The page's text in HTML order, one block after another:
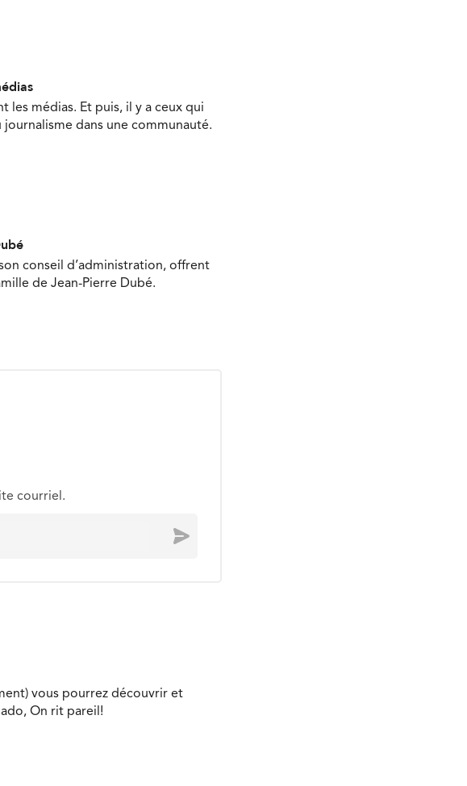
les médias. Et puis, il y a ceux qui
dans une communauté.
conseil d’administration, offrent
de Jean-Pierre Dubé.
courriel.
Envoyer
vous pourrez découvrir et
On rit pareil!